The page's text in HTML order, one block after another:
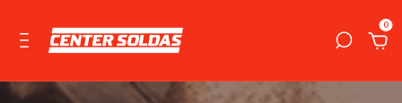
0